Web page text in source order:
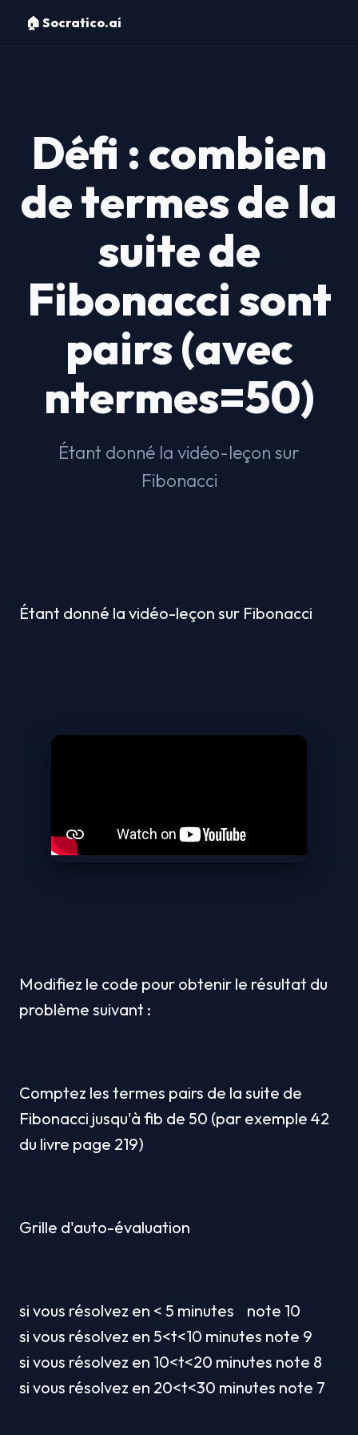
🏠 Socratico.ai
Défi : combien
de termes de la
suite de
Fibonacci sont
pairs (avec
ntermes=50)
Étant donné la vidéo-leçon sur
Fibonacci
Étant donné la vidéo-leçon sur Fibonacci
Modifiez le code pour obtenir le résultat du
problème suivant :
Comptez les termes pairs de la suite de
Fibonacci jusqu'à fib de 50 (par exemple 42
du livre page 219)
Grille d'auto-évaluation
si vous résolvez en < 5 minutes    note 10
si vous résolvez en 5<t<10 minutes note 9
si vous résolvez en 10<t<20 minutes note 8
si vous résolvez en 20<t<30 minutes note 7